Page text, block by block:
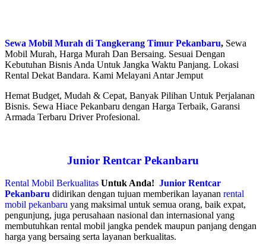
Sewa Mobil Murah di Tangkerang Timur Pekanbaru, Sewa
Mobil Murah, Harga Murah Dan Bersaing. Sesuai Dengan
Kebutuhan Bisnis Anda Untuk Jangka Waktu Panjang. Lokasi
Rental Dekat Bandara. Kami Melayani Antar Jemput
Hemat Budget, Mudah & Cepat, Banyak Pilihan Untuk Perjalanan
Bisnis. Sewa Hiace Pekanbaru dengan Harga Terbaik, Garansi
Armada Terbaru Driver Profesional.
Junior Rentcar Pekanbaru
Rental Mobil Berkualitas Untuk Anda! Junior Rentcar
Pekanbaru didirikan dengan tujuan memberikan layanan rental
mobil pekanbaru yang maksimal untuk semua orang, baik expat,
pengunjung, juga perusahaan nasional dan internasional yang
membutuhkan rental mobil jangka pendek maupun panjang dengan
harga yang bersaing serta layanan berkualitas.